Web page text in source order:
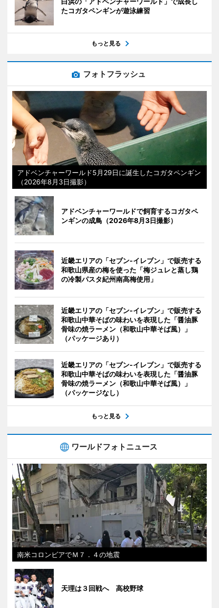
たコガタペンギンが遊泳練習
もっと見る
フォトフラッシュ
アドベンチャーワールド5月29日に誕生したコガタペンギン
（2026年8月3日撮影）
アドベンチャーワールドで飼育するコガタペ
ンギンの成鳥（2026年8月3日撮影）
近畿エリアの「セブン-イレブン」で販売する
和歌山県産の梅を使った「梅ジュレと蒸し鶏
の冷製パスタ紀州南高梅使用」
近畿エリアの「セブン-イレブン」で販売する
和歌山中華そばの味わいを表現した「醤油豚
骨味の焼ラーメン（和歌山中華そば風）」
（パッケージあり）
近畿エリアの「セブン-イレブン」で販売する
和歌山中華そばの味わいを表現した「醤油豚
骨味の焼ラーメン（和歌山中華そば風）」
（パッケージなし）
もっと見る
ワールドフォトニュース
南米コロンビアでＭ７．４の地震
天理は３回戦へ 高校野球